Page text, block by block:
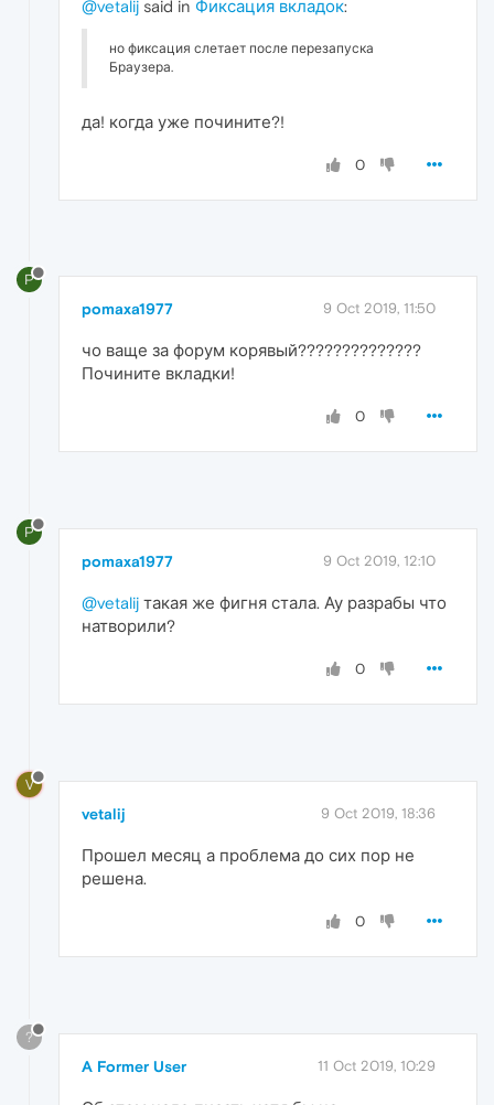
@vetalij said in Фиксация вкладок:
но фиксация слетает после перезапуска
Браузера.
да! когда уже почините?!
0
P
pomaxa1977 9 Oct 2019, 11:50
чо ваще за форум корявый??????????????
Почините вкладки!
0
P
pomaxa1977 9 Oct 2019, 12:10
@vetalij такая же фигня стала. Ау разрабы что
натворили?
0
V
vetalij 9 Oct 2019, 18:36
Прошел месяц а проблема до сих пор не
решена.
0
?
A Former User 11 Oct 2019, 10:29